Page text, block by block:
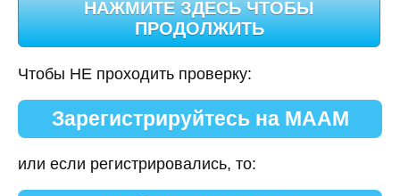
Чтобы НЕ проходить проверку:
Зарегистрируйтесь на МААМ
или если регистрировались, то: